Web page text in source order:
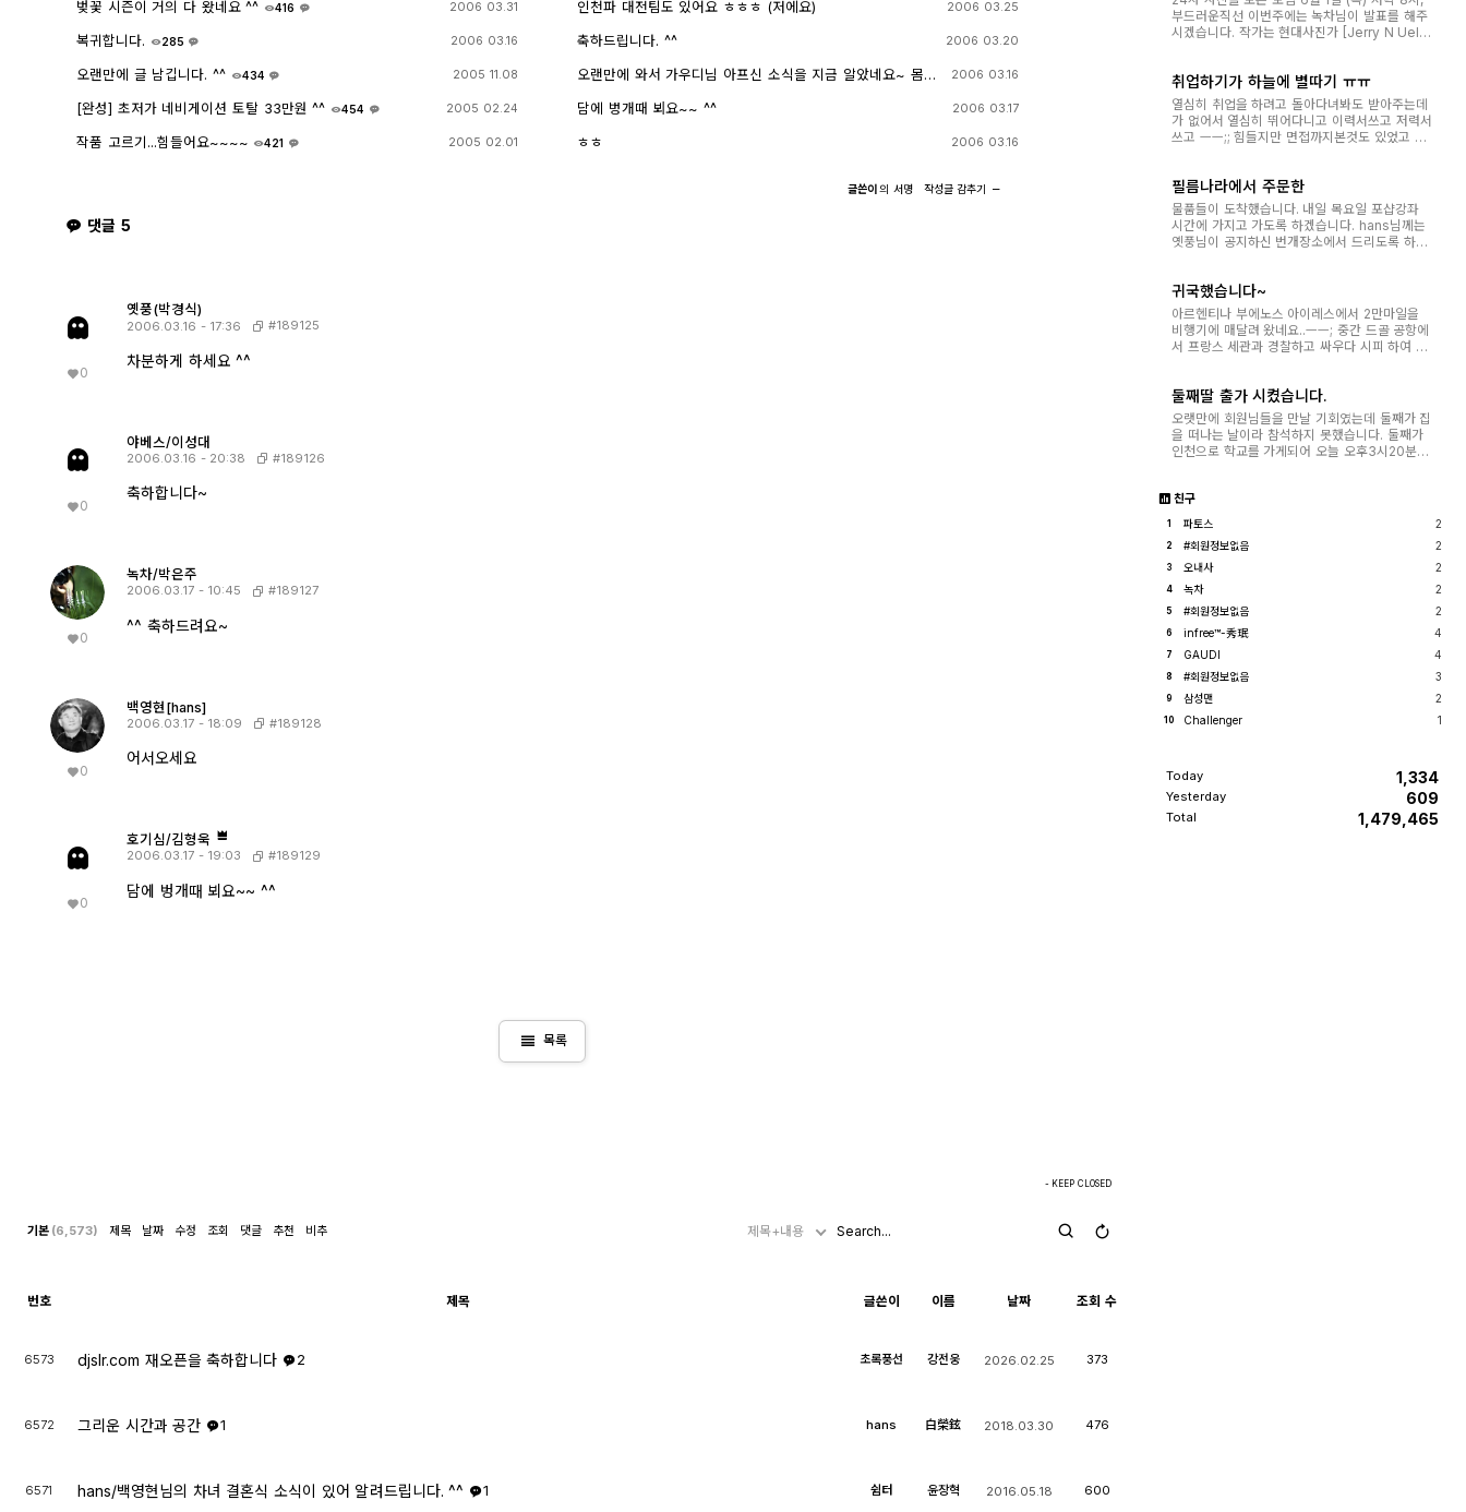
벚꽃 시즌이 거의 다 왔네요 ^^
416
2006 03.31
복귀합니다.
285
2006 03.16
오랜만에 글 남깁니다. ^^
434
2005 11.08
[완성] 초저가 네비게이션 토탈 33만원 ^^
454
2005 02.24
작품 고르기...힘들어요~~~~
421
2005 02.01
인천파 대전팀도 있어요 ㅎㅎㅎ (저에요) 2006 03.25
축하드립니다. ^^ 2006 03.20
오랜만에 와서 가우디님 아프신 소식을 지금 알았네요~ 몸
2006 03.16
담에 벙개때 뵈요~~ ^^ 2006 03.17
ㅎㅎ 2006 03.16
글쓴이의 서명 작성글감추기
댓글 5
0
옛풍(박경식)
2006.03.16 - 17:36 #189125
차분하게 하세요 ^^
0
야베스/이성대
2006.03.16 - 20:38 #189126
축하합니다~
0
녹차/박은주
2006.03.17 - 10:45 #189127
^^ 축하드려요~
0
백영현[hans]
2006.03.17 - 18:09 #189128
어서오세요
0
호기심/김형욱
2006.03.17 - 19:03 #189129
담에 벙개때 뵈요~~ ^^
view_headline 목록
- KEEP CLOSED
기본 (6,573) 제목 날짜 수정 조회 댓글 추천 비추 제목+내용
번호 제목 글쓴이 이름 날짜 조회 수
6573 djslr.com 재오픈을 축하합니다 2 초록풍선 강전웅 2026.02.25 373
6572 그리운 시간과 공간 1 hans 白榮鉉 2018.03.30 476
6571 hans/백영현님의 차녀 결혼식 소식이 있어 알려드립니다. ^^ 1 쉼터 윤장혁 2016.05.18 600
부드러운직선 이번주에는 녹차님이 발표를 해주
시겠습니다. 작가는 현대사진가 [Jerry N Uels
원님들의 사진 감상도 함께 하겠으니 토론용 사
진을 학습갤러리에 올려주시거나 USB에 ...
취업하기가 하늘에 별따기 ㅠㅠ
열심히 취업을 하려고 돌아다녀봐도 받아주는데
가 없어서 열심히 뛰어다니고 이력서쓰고 저력서
쓰고 ㅡㅡ;; 힘들지만 면접까지본것도 있었고 어
인생시작이라는 맘을가지고 열심히 활동할수 있
을것 같습니다 계속해서 바뻐서 죄...
필름나라에서 주문한
물품들이 도착했습니다. 내일 목요일 포샵강좌
시간에 가지고 가도록 하겠습니다. hans님께는
옛풍님이 공지하신 번개장소에서 드리도록 하겠
신 스텝업링 67-77미리.... 이거이 제가 잘못주
문한 관계로 3개가 왔습니다. 혹시...
귀국했습니다~
아르헨티나 부에노스 아이레스에서 2만마일을
비행기에 매달려 왔네요..ㅡㅡ; 중간 드골 공항에
서 프랑스 세관과 경찰하고 싸우다 시피 하여 더
아니기에...^^; 살짝 오프로 돌리겠습니다. 이번엔
2개월짜리 휴가네요..ㅡㅡ;
둘째딸 출가 시켰습니다.
오랫만에 회원님들을 만날 기회였는데 둘째가 집
을 떠나는 날이라 참석하지 못했습니다. 둘째가
인천으로 학교를 가게되어 오늘 오후3시20분차
작 하는구나" 하고 생각을 하니 마음이 좀 이상
하더군요. 드는 자리는 몰라도 나는...
친구
1 파토스 2
2 #회원정보없음 2
3 오내사 2
4 녹차 2
5 #회원정보없음 2
6 infree™-秀珉 4
7 GAUDI 4
8 #회원정보없음 3
9 삼성맨 2
10 Challenger 1
Today 1,334
Yesterday 609
Total 1,479,465